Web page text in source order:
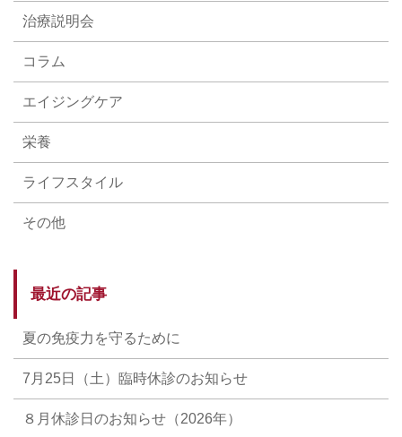
治療説明会
コラム
エイジングケア
栄養
ライフスタイル
その他
最近の記事
夏の免疫力を守るために
7月25日（土）臨時休診のお知らせ
８月休診日のお知らせ（2026年）